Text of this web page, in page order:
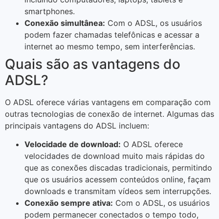
smartphones.
Conexão simultânea: Com o ADSL, os usuários
podem fazer chamadas telefônicas e acessar a
internet ao mesmo tempo, sem interferências.
Quais são as vantagens do
ADSL?
O ADSL oferece várias vantagens em comparação com
outras tecnologias de conexão de internet. Algumas das
principais vantagens do ADSL incluem:
Velocidade de download: O ADSL oferece
velocidades de download muito mais rápidas do
que as conexões discadas tradicionais, permitindo
que os usuários acessem conteúdos online, façam
downloads e transmitam vídeos sem interrupções.
Conexão sempre ativa: Com o ADSL, os usuários
podem permanecer conectados o tempo todo,